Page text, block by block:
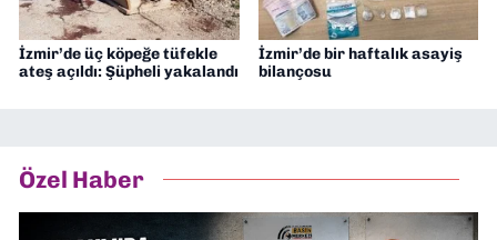
İzmir’de üç köpeğe tüfekle
ateş açıldı: Şüpheli yakalandı
İzmir’de bir haftalık asayiş
bilançosu
Özel Haber